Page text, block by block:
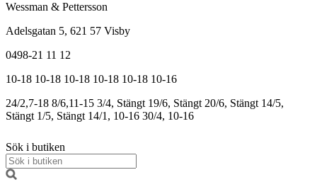
Wessman & Pettersson
Adelsgatan 5, 621 57 Visby
0498-21 11 12
10-18 10-18 10-18 10-18 10-18 10-16
24/2,7-18 8/6,11-15 3/4, Stängt 19/6, Stängt 20/6, Stängt 14/5,
Stängt 1/5, Stängt 14/1, 10-16 30/4, 10-16
Sök i butiken